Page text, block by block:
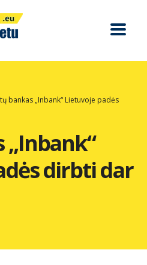
bankas „Inbank“ Lietuvoje padės
„Inbank“
dirbti dar